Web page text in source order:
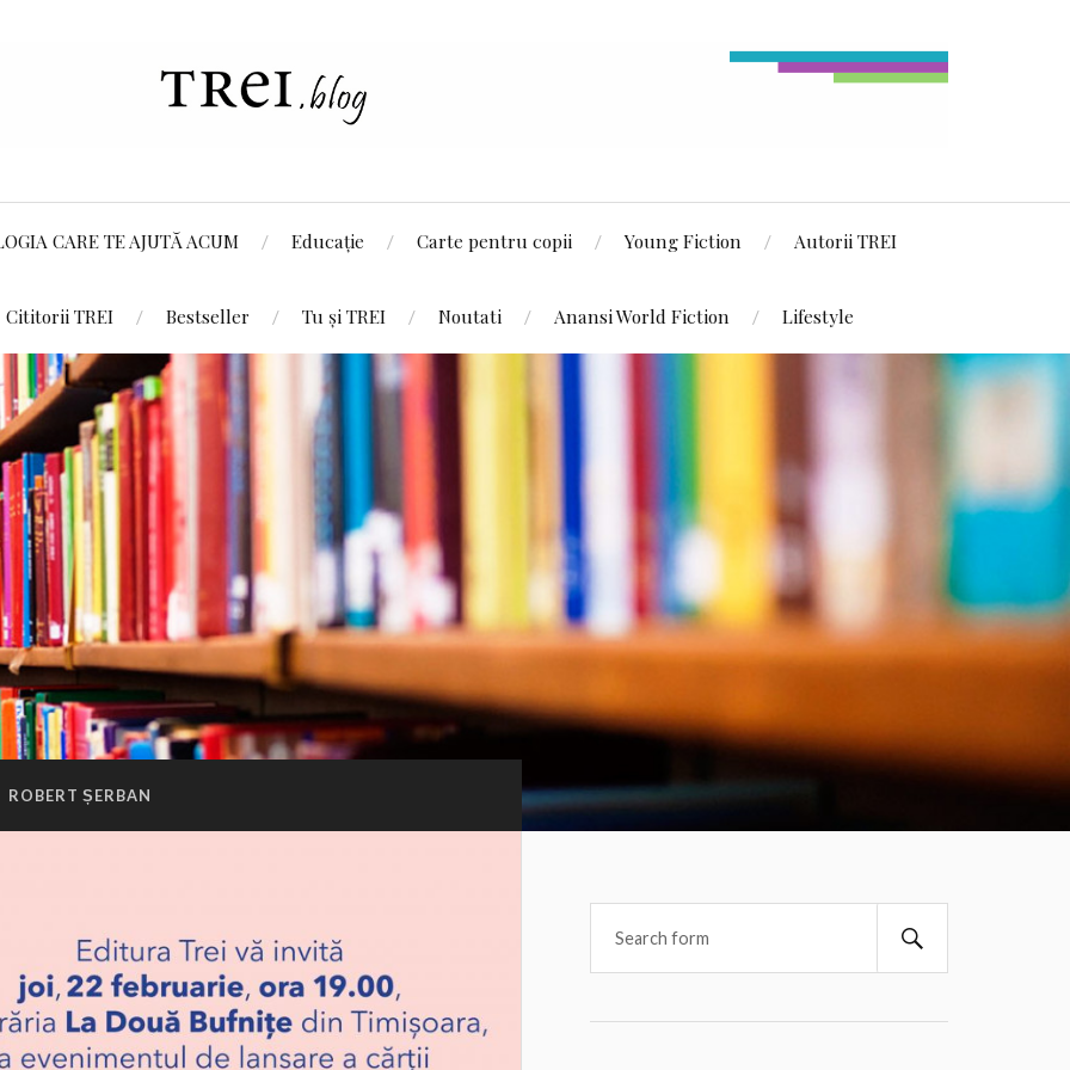
CARE TE AJUTĂ ACUM Educație Carte pentru copii Young Fiction Autorii TREI
Cititorii TREI Bestseller Tu și TREI Noutati Anansi World Fiction Lifestyle
ROBERT ȘERBAN